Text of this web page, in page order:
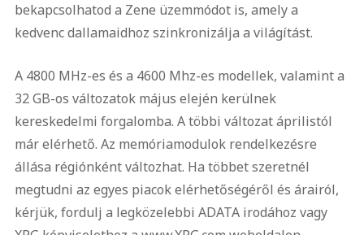
bekapcsolhatod a Zene üzemmódot is, amely a
kedvenc dallamaidhoz szinkronizálja a világítást.
A 4800 MHz-es és a 4600 Mhz-es modellek, valamint a
32 GB-os változatok május elején kerülnek
kereskedelmi forgalomba. A többi változat áprilistól
már elérhető. Az memóriamodulok rendelkezésre
állása régiónként változhat. Ha többet szeretnél
megtudni az egyes piacok elérhetőségéről és árairól,
kérjük, fordulj a legközelebbi ADATA irodához vagy